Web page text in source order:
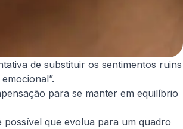
de substituir os sentimentos ruins
para se manter em equilíbrio
que evolua para um quadro